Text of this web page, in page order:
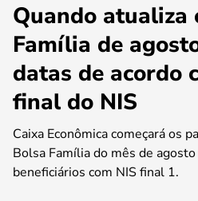
Quando atualiza
Família de
datas de acordo
final do NIS
Caixa Econômica começará os
Bolsa Família do mês de
beneficiários com NIS final 1.